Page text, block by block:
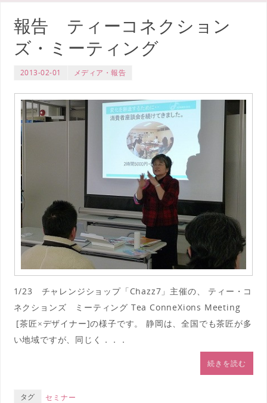
報告 ティーコネクション
ズ・ミーティング
2013-02-01 メディア・報告
1/23 チャレンジショップ「Chazz7」主催の、 ティー・コ
ネクションズ ミーティング Tea ConneXions Meeting
[茶匠×デザイナー]の様子です。 静岡は、全国でも茶匠が多
い地域ですが、同じく．．．
続きを読む
タグ セミナー